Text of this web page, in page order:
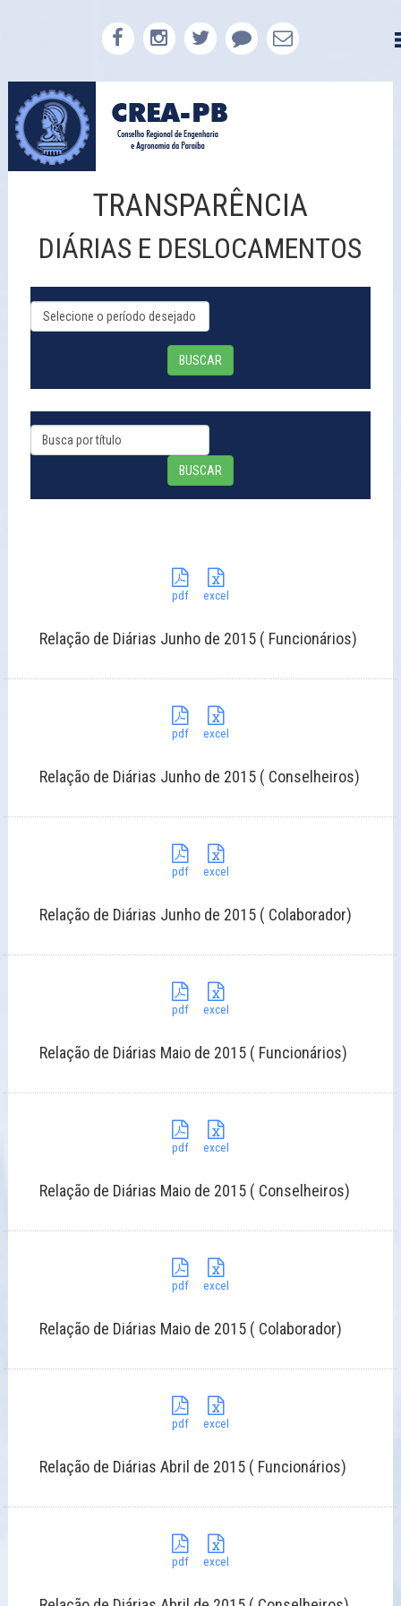
TRANSPARÊNCIA
DIÁRIAS E DESLOCAMENTOS
BUSCAR
BUSCAR
pdf excel
Relação de Diárias Junho de 2015 ( Funcionários)
pdf excel
Relação de Diárias Junho de 2015 ( Conselheiros)
pdf excel
Relação de Diárias Junho de 2015 ( Colaborador)
pdf excel
Relação de Diárias Maio de 2015 ( Funcionários)
pdf excel
Relação de Diárias Maio de 2015 ( Conselheiros)
pdf excel
Relação de Diárias Maio de 2015 ( Colaborador)
pdf excel
Relação de Diárias Abril de 2015 ( Funcionários)
pdf excel